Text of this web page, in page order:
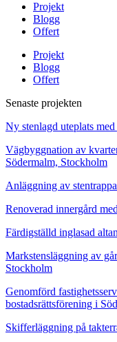
Projekt
Blogg
Offert
Projekt
Blogg
Offert
Senaste projekten
Ny stenlagd uteplats
Vägbyggnation av
Södermalm, Stockholm
Anläggning av
Renoverad innergård
Färdigställd inglasad
Markstensläggning av
Stockholm
Genomförd
bostadsrättsförening i
Skifferläggning på